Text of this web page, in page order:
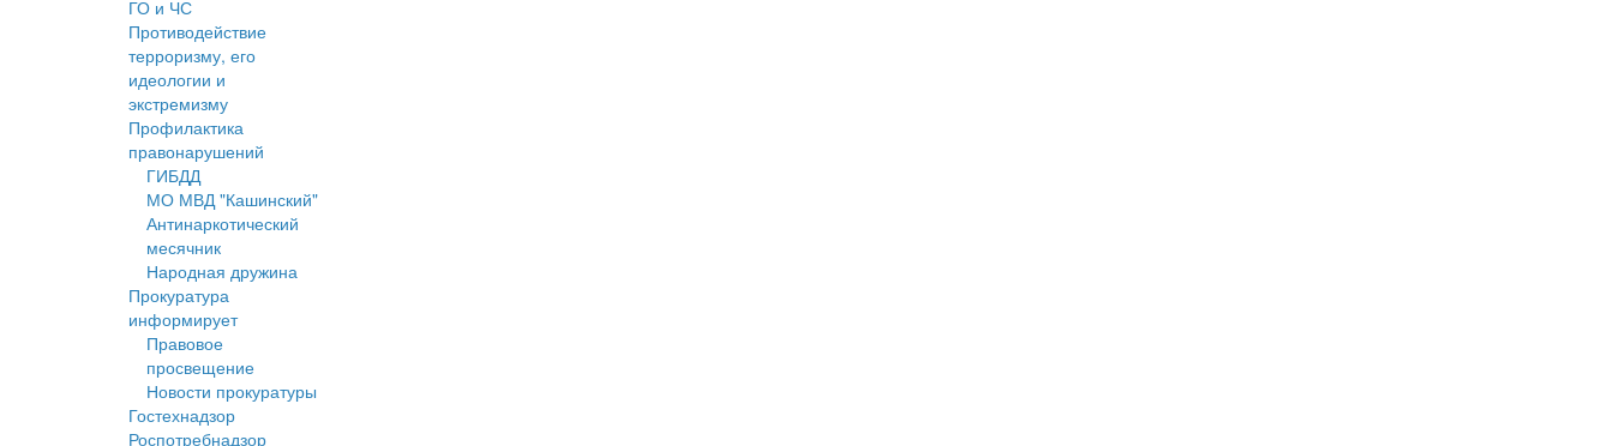
ГО и ЧС
Противодействие
терроризму, его
идеологии и
экстремизму
Профилактика
правонарушений
ГИБДД
МО МВД "Кашинский"
Антинаркотический
месячник
Народная дружина
Прокуратура
информирует
Правовое
просвещение
Новости прокуратуры
Гостехнадзор
Роспотребнадзор